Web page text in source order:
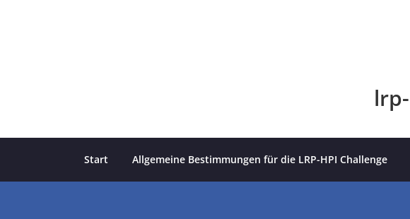
Start Allgemeine Bestimmungen für die LRP-HPI Challenge